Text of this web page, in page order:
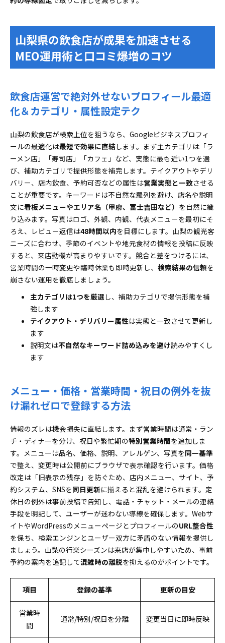
山梨県の飲食店が成果を加速させる
MEO運用術と口コミ爆増のコツ
飲食店運営で絶対外せないプロフィール最適
化＆カテゴリ・属性設定テク
山梨の飲食店が検索上位を狙うなら、Googleビジネスプロフィ
ールの最適化は最短で効果に直結します。まず主カテゴリは「ラ
ーメン店」「寿司店」「カフェ」など、実態に最も近い1つを選
び、補助カテゴリで提供形態を補完します。テイクアウトやデリ
バリー、店内飲食、予約可否などの属性は営業実態と一致させる
ことが重要です。キーワードは不自然な羅列を避け、店名や説明
文に看板メニューやエリア名（甲府、富士吉田など） を自然に織
り込みます。写真はロゴ、外観、内観、代表メニューを最初にそ
ろえ、レビュー返信は48時間以内を目標にします。山梨の観光客
ニーズに合わせ、季節のイベントや地元食材の情報を投稿に反映
すると、来店動機が高まりやすいです。競合と差をつけるには、
営業時間の一時変更や臨時休業も即時更新し、 検索結果の信頼を
崩さない運用を徹底しましょう。
主カテゴリは1つを厳選し、補助カテゴリで提供形態を補
強します
テイクアウト・デリバリー属性は実態と一致させて更新し
ます
説明文は不自然なキーワード詰め込みを避け読みやすくし
ます
メニュー・価格・営業時間・祝日の例外を抜
け漏れゼロで登録する方法
情報のズレは機会損失に直結します。まず営業時間は通常・ラン
チ・ディナーを分け、祝日や繁忙期の特別営業時間を追加しま
す。メニューは品名、価格、説明、アレルゲン、写真を同一基準
で整え、変更時は公開前にブラウザで表示確認を行います。価格
改定は「旧表示の残存」を防ぐため、店内メニュー、サイト、予
約システム、SNSを同日更新に揃えると混乱を避けられます。定
休日の例外は事前投稿で告知し、電話・チャット・メールの連絡
手段を明記して、ユーザーが迷わない導線を確保します。Webサ
イトやWordPressのメニューページとプロフィールのURL整合性
を保ち、検索エンジンとユーザー双方に矛盾のない情報を提供し
ましょう。山梨の行楽シーズンは来店が集中しやすいため、事前
予約の案内を追記して混雑時の離脱を抑えるのがポイントです。
項目 登録の基準 更新の目安
営業時
間
通常/特別/祝日を分離 変更当日に即時反映